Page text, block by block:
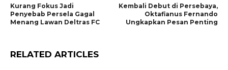
Kurang Fokus Jadi
Penyebab Persela Gagal
Menang Lawan Deltras FC
Kembali Debut di Persebaya,
Oktafianus Fernando
Ungkapkan Pesan Penting
RELATED ARTICLES